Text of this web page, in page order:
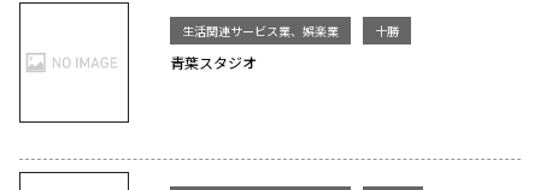
生活関連サービス業、娯楽業 十勝
青葉スタジオ